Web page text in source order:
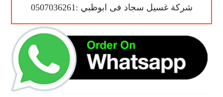
شركة غسيل سجاد فى ابوظبي :0507036261